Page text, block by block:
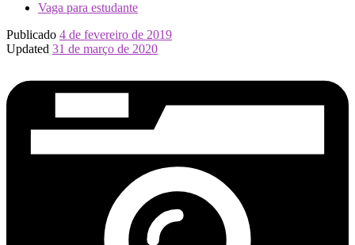
Vaga para estudante
Publicado 4 de fevereiro de 2019
Updated 31 de março de 2020